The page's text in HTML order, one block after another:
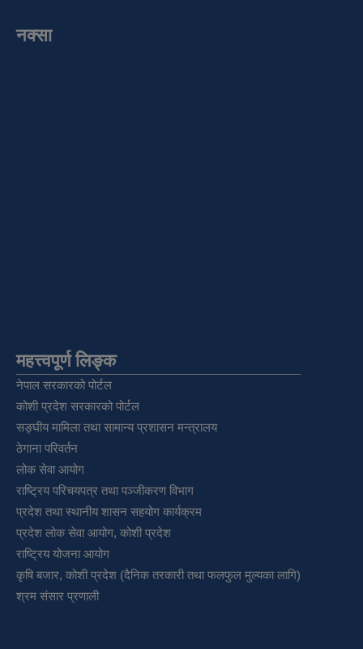
नक्सा
महत्त्वपूर्ण लिङ्क
नेपाल सरकारको पोर्टल
कोशी प्रदेश सरकारको पोर्टल
सङ्‍घीय मामिला तथा सामान्य प्रशासन मन्त्रालय
ठेगाना परिवर्तन
लोक सेवा आयोग
राष्ट्रिय परिचयपत्र तथा पञ्‍जीकरण विभाग
प्रदेश तथा स्थानीय शासन सहयोग कार्यक्रम
प्रदेश लोक सेवा आयोग, कोशी प्रदेश
राष्ट्रिय योजना आयोग
कृषि बजार, कोशी प्रदेश (दैनिक तरकारी तथा फलफुल मुल्यका लागि)
श्रम संसार प्रणाली